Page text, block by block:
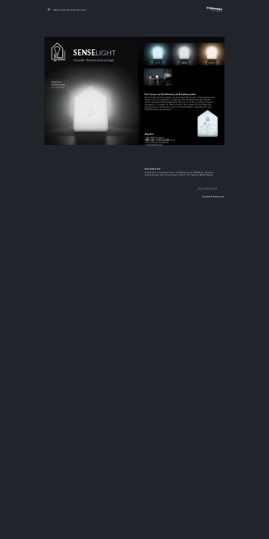
PROJEKTÜBERSICHT
SENSELIGHT
Visuelle Temperaturanzeige
Eine Lampe zur Visualisierung der Raumtemperatur
Sense Light ist eine Lampe, die mit einem Sensor die Zimmertemperatur
erfasst und in Lichtfarben visualisiert. Die Normaltemperatur wird mit
einem neutralem Weiß dargestellt. Wenn es zu kalt ist, wird es bläulich
und wenn es zu warm ist, wird es rötlich. Die Lampe hilft im Winter die
Heizkosten zu reduzieren und ist auch für Kinder, Legastheniker und
Sehbehinderte gut geeignet.
Aufgaben
» Idee & Konzeption
» Prototyp, Modell und Mockup
» Proccssing mit Arduino
» Programmierung
Informationen
Erstellt 2017 von Saskia Ziese im Studium an der HTW Berlin, Kommuni-
kationsdesign, Kurs: Technologien, Dozent: Prof. Andreas Müller-Rakow
Ansicht der Rückseite der Lampe
Option: Wohn- oder Schlafzimmer
Kontakt & Impressum